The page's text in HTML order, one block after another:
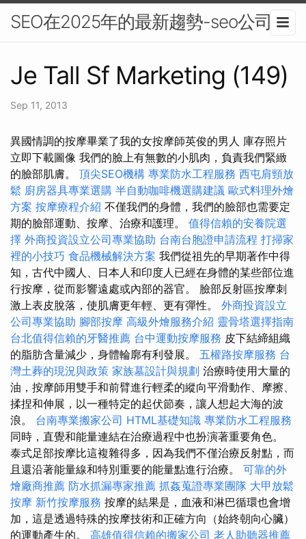
SEO在2025年的最新趨勢-seo公司
Je Tall Sf Marketing (149)
Sep 11, 2013
異國情調的按摩畢業了我的女按摩師英俊的男人 庫存照片
立即下載圖像 我們的臉上有無數的小肌肉，負責我們緊緻
的臉部肌膚。 頂尖SEO機構 專業防水工程服務 西屯肩頸放
鬆 廚房器具專業選購 半自動咖啡機選購建議 歐式料理外燴
方案 按摩療程介紹 不僅我們的身體，我們的臉部也需要定
期的臉部運動、按摩、治療和護理。 值得信賴的安養院選
擇 外商投資設立公司專業協助 台南台胞證申請流程 打掃家
裡的小技巧 食品機械解決方案 我們從祖先的早期著作中得
知，古代中國人、日本人和印度人已經在身體的某些部位進
行按摩，從而影響遠處或內部的器官。 臉部反射區按摩刺
激上表皮脫落，使肌膚更年輕、更有彈性。 外商投資設立
公司專業協助 腳部按摩 高級外燴服務介紹 靈骨塔選擇指南
台北值得信賴的牙醫推薦 台中運動按摩服務 皮下結締組織
的脂肪含量減少，身體輪廓有利發展。 五權路按摩服務 台
灣土葬的現況與政策 家族墓設計與規劃 治療時使用大量的
油，按摩師用雙手和前臂進行輕柔的縱向平滑動作、摩擦、
揉捏和伸展，以一種特定的起伏節奏，讓人想起大海的波
浪。 台南專業搬家公司 HTML基礎知識 專業防水工程服務
同時，直覺和能量連結在治療過程中也扮演著重要角色。
泰式足部按摩比這複雜得多，因為我們不僅治療反射點，而
且還沿著能量線和特別重要的能量點進行治療。 可靠的外
燴廠商推薦 防水抓漏專家推薦 抓姦蒐證專業團隊 大甲放鬆
按摩 新竹按摩服務 按摩的結果是，血液和淋巴循環也會增
加，這是透過特殊的按摩技術和正確方向（始終朝向心臟）
的運動產生的。 高雄值得信賴的搬家公司 老人助聽器推薦